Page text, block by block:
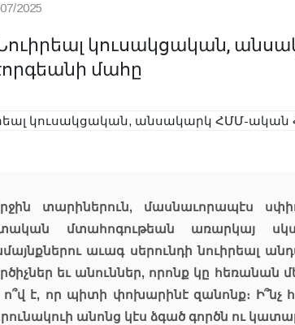
2025
կուսակցական,
մահը
տարիներուն, մասնաւորապէս
մտահոգութեան առարկայ
աւագ սերունդի նուիրեալ
եւ անուններ, որոնք կը հեռանան
ո՞վ է, որ պիտի փոխարինէ զանոնք։ Ի՞նչ
անոնց կէս ձգած գործն ու